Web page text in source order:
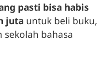
pasti bisa habis
juta untuk beli buku,
sekolah bahasa